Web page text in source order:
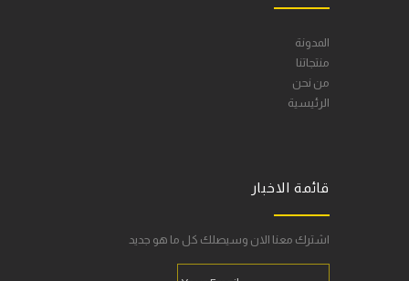
المدونة
منتجاتنا
من نحن
الرئيسية
قائمة الاخبار
اشترك معنا الان وسيصلك كل ما هو جديد